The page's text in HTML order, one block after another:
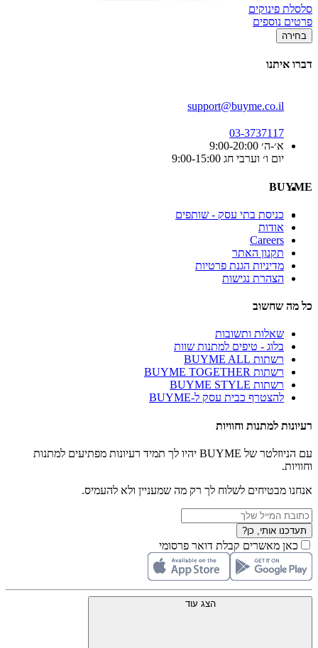
סלסלת פינוקים
פרטים נוספים
בחירה
דברו איתנו
support@buyme.co.il
03-3737117
א׳-ה׳ 9:00-20:00
יום ו׳ וערבי חג 9:00-15:00
BUYME
כניסת בתי עסק - שותפים
אודות
Careers
תקנון האתר
מדיניות הגנת פרטיות
הצהרת נגישות
כל מה שחשוב
שאלות ותשובות
בלוג - טיפים למתנות שוות
רשתות BUYME ALL
רשתות BUYME TOGETHER
רשתות BUYME STYLE
להצטרף כבית עסק ל-BUYME
רעיונות למתנות וחוויות
עם הניוזלטר של BUYME יהיו לך תמיד רעיונות מפתיעים למתנות
וחוויות.
אנחנו מבטיחים לשלוח לך רק מה שמעניין ולא להעמיס.
תעדכנו אותי, כן?
כאן מאשרים קבלת דואר פרסומי
הצג עוד